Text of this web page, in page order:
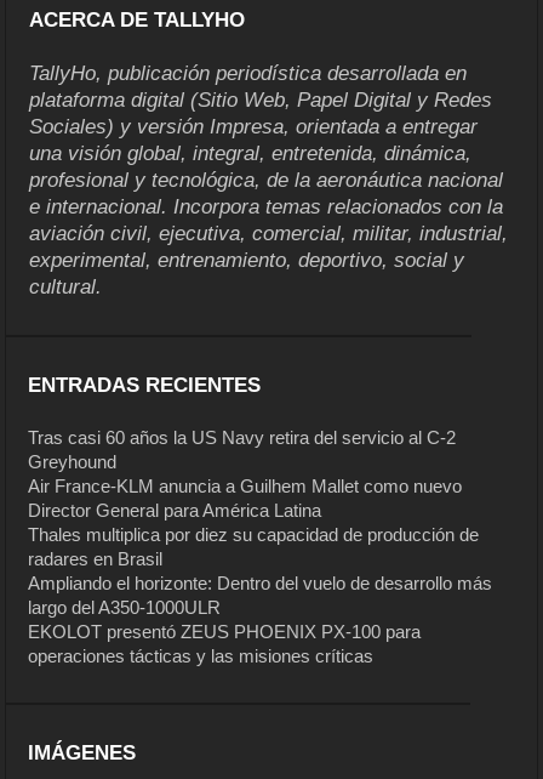
ACERCA DE TALLYHO
TallyHo, publicación periodística desarrollada en
plataforma digital (Sitio Web, Papel Digital y Redes
Sociales) y versión Impresa, orientada a entregar
una visión global, integral, entretenida, dinámica,
profesional y tecnológica, de la aeronáutica nacional
e internacional. Incorpora temas relacionados con la
aviación civil, ejecutiva, comercial, militar, industrial,
experimental, entrenamiento, deportivo, social y
cultural.
ENTRADAS RECIENTES
Tras casi 60 años la US Navy retira del servicio al C-2
Greyhound
Air France-KLM anuncia a Guilhem Mallet como nuevo
Director General para América Latina
Thales multiplica por diez su capacidad de producción de
radares en Brasil
Ampliando el horizonte: Dentro del vuelo de desarrollo más
largo del A350-1000ULR
EKOLOT presentó ZEUS PHOENIX PX-100 para
operaciones tácticas y las misiones críticas
IMÁGENES